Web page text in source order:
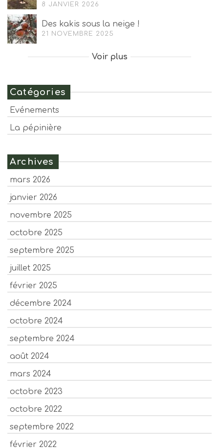
8 JANVIER 2026
Des kakis sous la neige !
21 NOVEMBRE 2025
Voir plus
Catégories
Evénements
La pépinière
Archives
mars 2026
janvier 2026
novembre 2025
octobre 2025
septembre 2025
juillet 2025
février 2025
décembre 2024
octobre 2024
septembre 2024
août 2024
mars 2024
octobre 2023
octobre 2022
septembre 2022
février 2022